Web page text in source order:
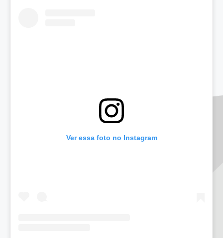
Ver essa foto no Instagram